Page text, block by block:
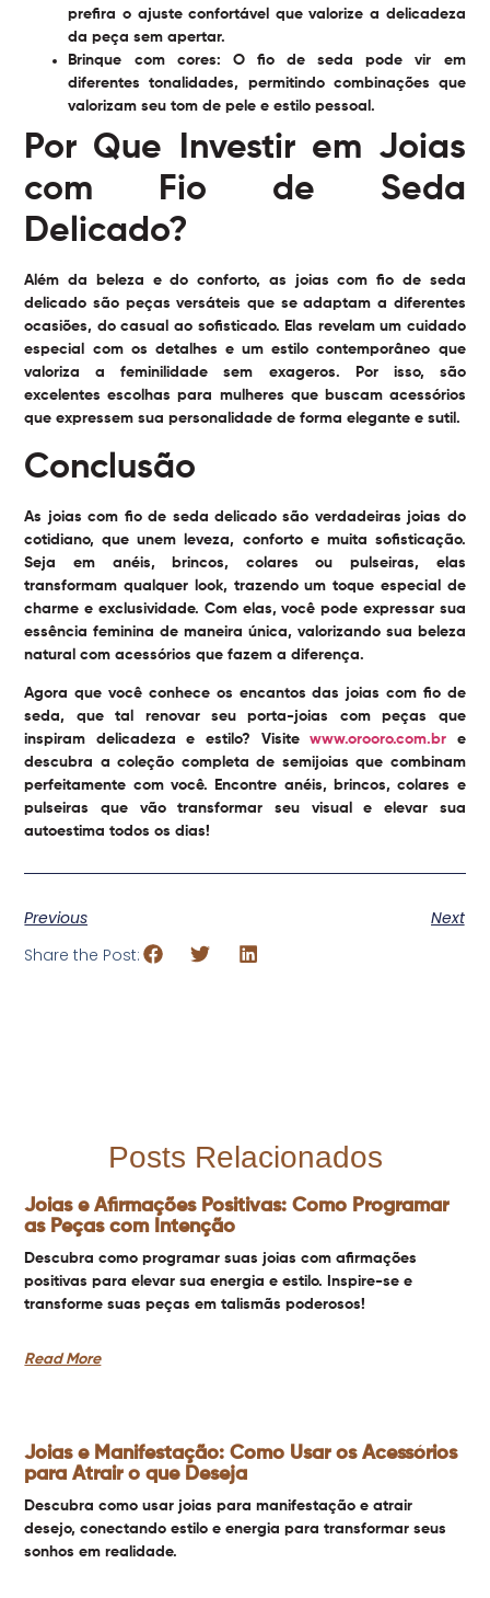
prefira o ajuste confortável que valorize a delicadeza
da peça sem apertar.
Brinque com cores: O fio de seda pode vir em
diferentes tonalidades, permitindo combinações que
valorizam seu tom de pele e estilo pessoal.
Por Que Investir em Joias
com Fio de Seda
Delicado?
Além da beleza e do conforto, as joias com fio de seda
delicado são peças versáteis que se adaptam a diferentes
ocasiões, do casual ao sofisticado. Elas revelam um cuidado
especial com os detalhes e um estilo contemporâneo que
valoriza a feminilidade sem exageros. Por isso, são
excelentes escolhas para mulheres que buscam acessórios
que expressem sua personalidade de forma elegante e sutil.
Conclusão
As joias com fio de seda delicado são verdadeiras joias do
cotidiano, que unem leveza, conforto e muita sofisticação.
Seja em anéis, brincos, colares ou pulseiras, elas
transformam qualquer look, trazendo um toque especial de
charme e exclusividade. Com elas, você pode expressar sua
essência feminina de maneira única, valorizando sua beleza
natural com acessórios que fazem a diferença.
Agora que você conhece os encantos das joias com fio de
seda, que tal renovar seu porta-joias com peças que
inspiram delicadeza e estilo? Visitewww.orooro.com.br e
descubra a coleção completa de semijoias que combinam
perfeitamente com você. Encontre anéis, brincos, colares e
pulseiras que vão transformar seu visual e elevar sua
autoestima todos os dias!
Previous
Next
Share the Post:
Posts Relacionados
Joias e Afirmações Positivas: Como Programar
as Peças com Intenção
Descubra como programar suas joias com afirmações
positivas para elevar sua energia e estilo. Inspire-se e
transforme suas peças em talismãs poderosos!
Read More
Joias e Manifestação: Como Usar os Acessórios
para Atrair o que Deseja
Descubra como usar joias para manifestação e atrair
desejo, conectando estilo e energia para transformar seus
sonhos em realidade.